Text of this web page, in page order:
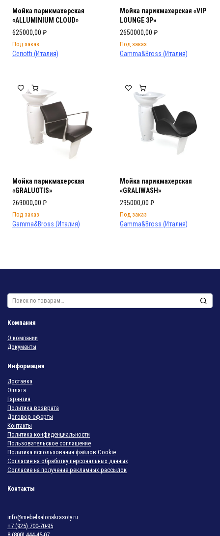
Мойка парикмахерская
«ALLUMINIUM CLOUD»
625000,00 ₽
Под заказ
Ceriotti (Италия)
Мойка парикмахерская «VIP
LOUNGE 3P»
2650000,00 ₽
Под заказ
Gamma&Bross (Италия)
Мойка парикмахерская
«GRALUOTIS»
269000,00 ₽
Под заказ
Gamma&Bross (Италия)
Мойка парикмахерская
«GRALIWASH»
295000,00 ₽
Под заказ
Gamma&Bross (Италия)
Искать:
Компания
О компании
Документы
Информация
Доставка
Оплата
Гарантия
Политика возврата
Договор оферты
Контакты
Политика конфиденциальности
Пользовательское соглашение
Политика использования файлов Cookie
Согласие на обработку персональных данных
Согласие на получение рекламных рассылок
Контакты
info@mebelsalonakrasoty.ru
+7 (925) 700-70-95